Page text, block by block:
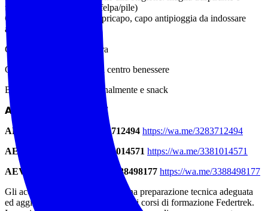
termica, strato più caldo (felpa/pile)
Guscio/giacca a vento, copricapo, capo antipioggia da indossare
all’occorrenza
Cambio comodo per la sera
Costume e ciabattine per il centro benessere
Borraccia da riempire giornalmente e snack
𝗔𝗖𝗖𝗢𝗠𝗣𝗔𝗚𝗡𝗔𝗧𝗢𝗥𝗜
AEV Gianni Onorati 3283712494 https://wa.me/3283712494
AEV Agnese Svampa 338 1014571 https://wa.me/3381014571
AEV Gianluca Andreassi 3388498177 https://wa.me/3388498177
Gli accompagnatori hanno tutti una preparazione tecnica adeguata
ed aggiornata annualmente tramite i corsi di formazione Federtrek.